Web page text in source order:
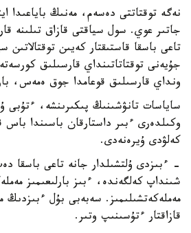
نەگە توقتاتتى دەسەم، مەنىڭ باياعىدا
جاتىر عوي. سول سياقتى قازاق تىلىنە
تاعى باسقا قاستىقتار كەيىن توقتالاتىن
جۇيەنى توقتاتاتىنداي قارسىلىق
ونداي قارسىلىق قوعامدا جوق ەمەس،
ساياسات تانۋشىنىڭ پىكىرىنشە،
وكىلدەرى ءبىر داستارقان باسىندا باس
كەلۋدى ۇيرەنەدى.
- ءبىزدى ۇلتشىلدار جانە تاعى باسقا
شىنداپ كەلگەندە، ءبىز بارلىعىمىز
مەملەكەتشىلىمىز. سەبەبى بۇل ءبىزدىڭ
قازاقتار ءتۇسىنىپ وتىر.